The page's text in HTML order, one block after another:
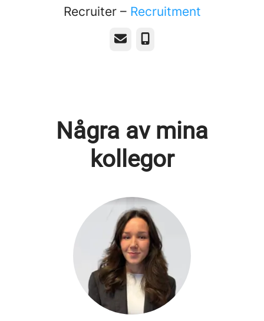
Recruiter – Recruitment
E-postTelefon
Några av mina
kollegor